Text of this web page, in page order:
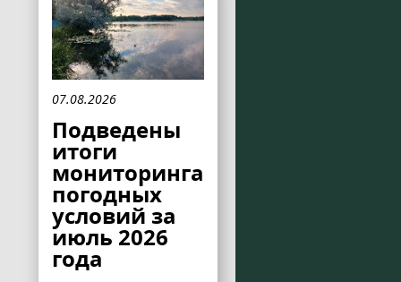
07.08.2026
Подведены
итоги
мониторинга
погодных
условий за
июль 2026
года